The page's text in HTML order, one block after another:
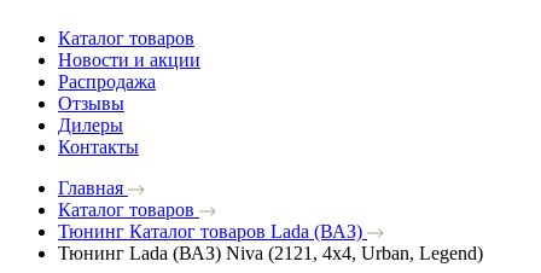
Каталог товаров
Новости и акции
Распродажа
Отзывы
Дилеры
Контакты
Главная
Каталог товаров
Тюнинг Каталог товаров Lada (ВАЗ)
Тюнинг Lada (ВАЗ) Niva (2121, 4x4, Urban, Legend)